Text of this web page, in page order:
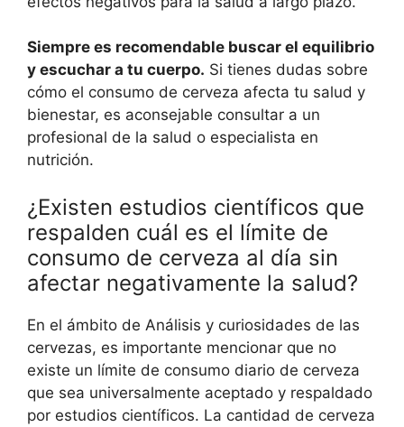
Siempre es recomendable buscar el equilibrio
y escuchar a tu cuerpo. Si tienes dudas sobre
cómo el consumo de cerveza afecta tu salud y
bienestar, es aconsejable consultar a un
profesional de la salud o especialista en
nutrición.
¿Existen estudios científicos que
respalden cuál es el límite de
consumo de cerveza al día sin
afectar negativamente la salud?
En el ámbito de Análisis y curiosidades de las
cervezas, es importante mencionar que no
existe un límite de consumo diario de cerveza
que sea universalmente aceptado y respaldado
por estudios científicos. La cantidad de cerveza